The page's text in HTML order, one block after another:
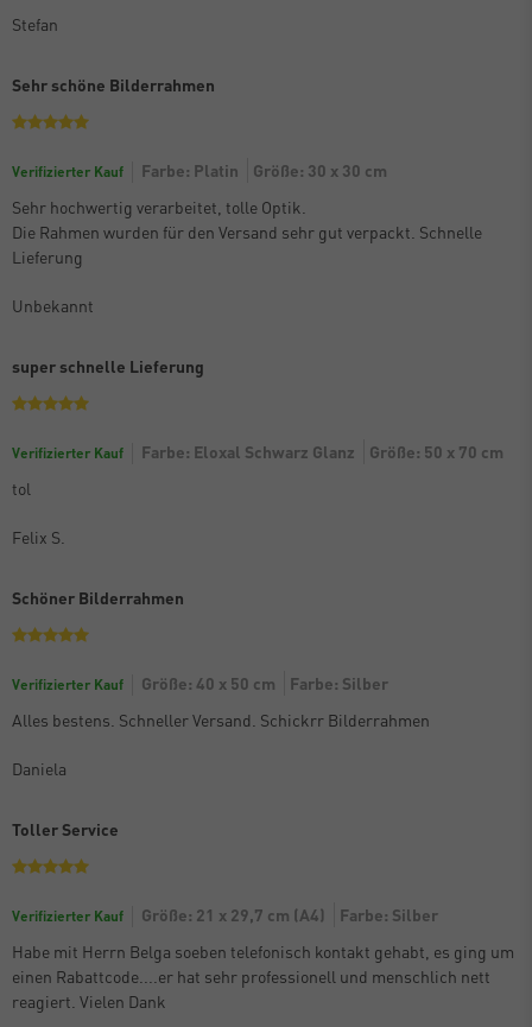
Stefan
Sehr schöne Bilderrahmen
Verifizierter Kauf Farbe: Platin
Größe: 30 x 30 cm
Sehr hochwertig verarbeitet, tolle Optik.
Die Rahmen wurden für den Versand sehr gut verpackt. Schnelle
Lieferung
Unbekannt
super schnelle Lieferung
Verifizierter Kauf Farbe: Eloxal Schwarz Glanz
Größe: 50 x 70 cm
tol
Felix S.
Schöner Bilderrahmen
Verifizierter Kauf Größe: 40 x 50 cm
Farbe: Silber
Alles bestens. Schneller Versand. Schickrr Bilderrahmen
Daniela
Toller Service
Verifizierter Kauf Größe: 21 x 29,7 cm (A4)
Farbe: Silber
Habe mit Herrn Belga soeben telefonisch kontakt gehabt, es ging um
einen Rabattcode....er hat sehr professionell und menschlich nett
reagiert. Vielen Dank